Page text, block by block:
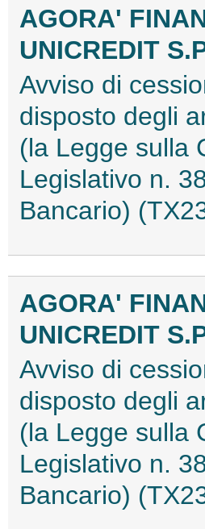
AGORA'
UNICREDIT
Avviso di
disposto degli
(la Legge sulla
Legislativo n.
Bancario)
AGORA'
UNICREDIT
Avviso di
disposto degli
(la Legge sulla
Legislativo n.
Bancario)